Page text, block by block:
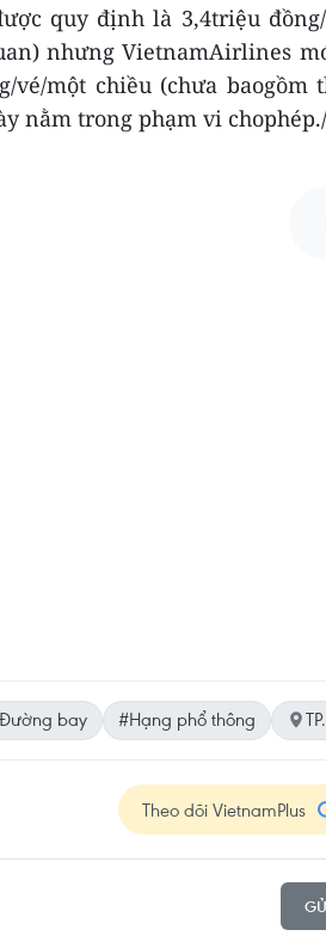
quy định là 3,4triệu
nhưng VietnamAirlines
một chiều (chưa baogồm
nằm trong phạm vi
bay #Hạng phổ thông
Theo dõi VietnamPlus